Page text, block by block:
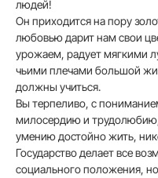
людей!
Он приходится на пору
любовью дарит нам свои
урожаем, радует мягкими
чьими плечами большой
должны учиться.
Вы терпеливо, с
милосердию и трудолюбию,
умению достойно жить,
Государство делает все
социального положения,